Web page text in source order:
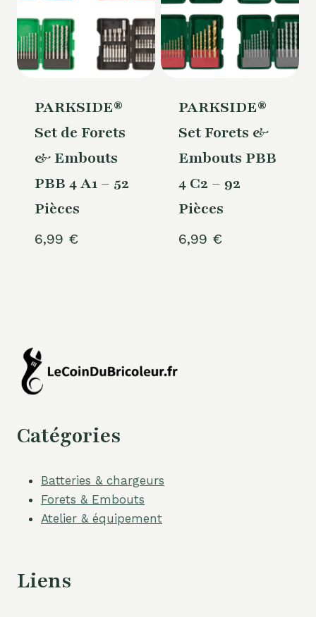
PARKSIDE®
Set de Forets
& Embouts
PBB 4 A1 – 52
Pièces
6,99 €
PARKSIDE®
Set Forets &
Embouts PBB
4 C2 – 92
Pièces
6,99 €
Catégories
Batteries & chargeurs
Forets & Embouts
Atelier & équipement
Liens